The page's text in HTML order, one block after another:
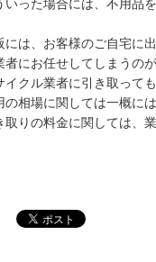
いった場合には、不用品
には、お客様のご自宅に
者にお任せしてしまうのが
イクル業者に引き取って
の相場に関しては一概に
取りの料金に関しては、